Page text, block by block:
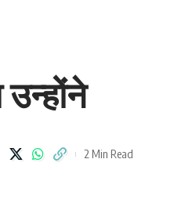
2 Min Read